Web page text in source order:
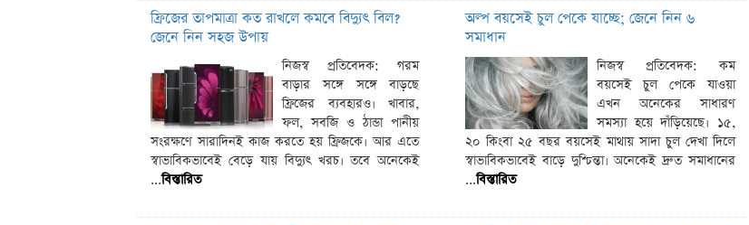
ফ্রিজের তাপমাত্রা কত রাখলে কমবে বিদ্যুৎ বিল?
জেনে নিন সহজ উপায়
নিজস্ব প্রতিবেদক: গরম
বাড়ার সঙ্গে সঙ্গে বাড়ছে
ফ্রিজের ব্যবহারও। খাবার,
ফল, সবজি ও ঠান্ডা পানীয়
সংরক্ষণে সারাদিনই কাজ করতে হয় ফ্রিজকে। আর এতে
স্বাভাবিকভাবেই বেড়ে যায় বিদ্যুৎ খরচ। তবে অনেকেই
...বিস্তারিত
অল্প বয়সেই চুল পেকে যাচ্ছে; জেনে নিন ৬
সমাধান
নিজস্ব প্রতিবেদক: কম
বয়সেই চুল পেকে যাওয়া
এখন অনেকের সাধারণ
সমস্যা হয়ে দাঁড়িয়েছে। ১৫,
২০ কিংবা ২৫ বছর বয়সেই মাথায় সাদা চুল দেখা দিলে
স্বাভাবিকভাবেই বাড়ে দুশ্চিন্তা। অনেকেই দ্রুত সমাধানের
...বিস্তারিত